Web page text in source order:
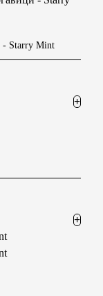
- Starry Mint